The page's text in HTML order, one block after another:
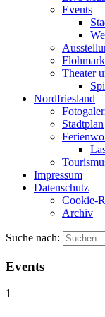
Events
Theater
Nordfriesland
Stadtplan
Impressum
Datenschutz
Cookie-
Archiv
Suche nach:
Events
1